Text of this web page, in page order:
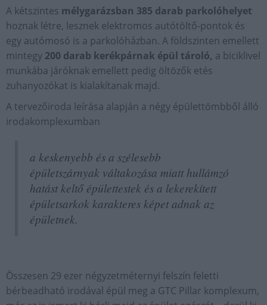
A kétszintes mélygarázsban 385 darab parkolóhelyet
hoznak létre, lesznek elektromos autótöltő-pontok és
egy autómosó is a parkolóházban. A földszinten emellett
mintegy 200 darab kerékpárnak épül tároló, a biciklivel
munkába járóknak emellett pedig öltözők etés
zuhanyozókat is kialakítanak majd.
A tervezőiroda leírása alapján a négy épülettömbből álló
irodakomplexumban
a keskenyebb és a szélesebb
épületszárnyak váltakozása miatt hullámzó
hatást keltő épülettestek és a lekerekített
épületsarkok karakteres képet adnak az
épületnek.
Összesen 29 ezer négyzetméternyi felszín feletti
bérbeadható irodával épül meg a GTC Pillar komplexum,